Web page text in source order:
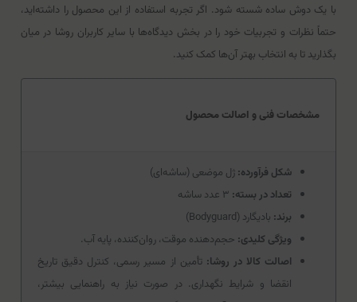
با یک دوش ساده شسته شود. اگر تجربه استفاده از این محصول را داشته‌اید،
حتماً نظرات و تجربیات خود را در بخش دیدگاه‌ها با سایر کاربران روشا در میان
بگذارید تا به انتخاب بهتر آن‌ها کمک کنید.
مشخصات فنی و اصالت محصول
شکل فرآورده:ژل موضعی (ساشه‌ای)
تعداد در بسته:
برند: بادیگارد (Bodyguard)
ویژگی کلیدی: حجم‌دهنده موقت، روان‌کننده، پایه آب.
اصالت کالا در روشا: تأمین از مسیر رسمی، کنترل دقیق تاریخ
انقضا و شرایط نگهداری. در صورت نیاز به راهنمایی بیشتر،